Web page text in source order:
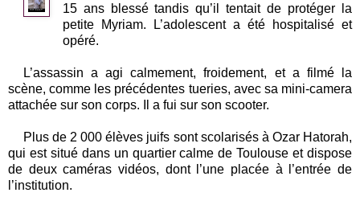
15 ans blessé tandis qu’il tentait de protéger la
petite Myriam. L’adolescent a été hospitalisé et
opéré.
L’assassin a agi calmement, froidement, et a filmé la
scène, comme les précédentes tueries, avec sa mini-camera
attachée sur son corps. Il a fui sur son scooter.
Plus de 2 000 élèves juifs sont scolarisés à Ozar Hatorah,
qui est situé dans un quartier calme de Toulouse et dispose
de deux caméras vidéos, dont l’une placée à l’entrée de
l’institution.